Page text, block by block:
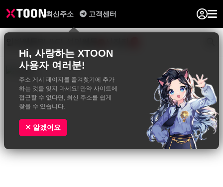
최신주소
Hi, 사랑하는 XTOON
사용자 여러분!
주소 게시 페이지를 즐겨찾기에 추가
하는 것을 잊지 마세요! 만약 사이트에
접근할 수 없다면, 최신 주소를 쉽게
찾을 수 있습니다.
알겠어요
고객센터